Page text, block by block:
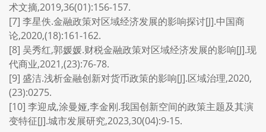
术文摘,2019,36(01):156-157.
[7] 李星佚.金融政策对区域经济发展的影响探讨[J].中国商
论,2020,(18):161-162.
[8] 吴秀红,郭媛媛.财税金融政策对区域经济发展的影响[J].现
代商业,2021,(23):76-78.
[9] 盛洁.浅析金融创新对货币政策的影响[J].区域治理,2020,
(23):0275.
[10] 李迎成,涂曼娅,李金刚.我国创新空间的政策主题及其演
变特征[J].城市发展研究,2023,30(04):9-15.